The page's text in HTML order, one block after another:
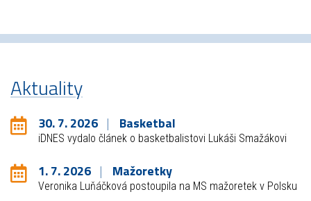
Aktuality
30. 7. 2026 Basketbal
iDNES vydalo článek o basketbalistovi Lukáši Smažákovi
1. 7. 2026 Mažoretky
Veronika Luňáčková postoupila na MS mažoretek v Polsku